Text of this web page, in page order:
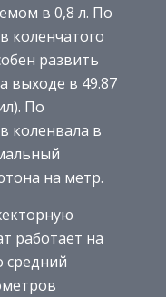
в 0,8 л. По
коленчатого
развить
выходе в 49.87
По
коленвала в
на метр.
работает на
средний